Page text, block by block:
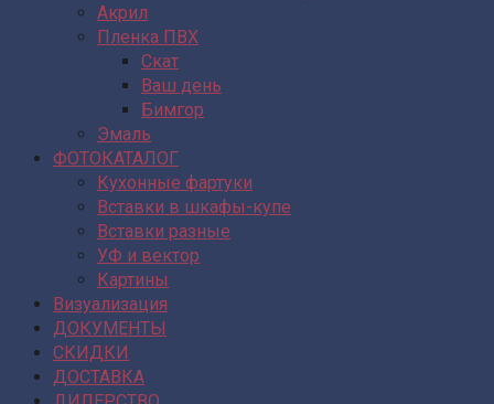
Акрил
Пленка ПВХ
Скат
Ваш день
Бимгор
Эмаль
ФОТОКАТАЛОГ
Кухонные фартуки
Вставки в шкафы-купе
Вставки разные
УФ и вектор
Картины
Визуализация
ДОКУМЕНТЫ
СКИДКИ
ДОСТАВКА